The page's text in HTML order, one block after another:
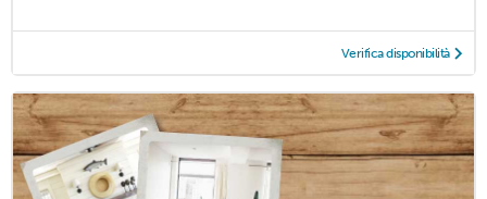
Verifica disponibilità